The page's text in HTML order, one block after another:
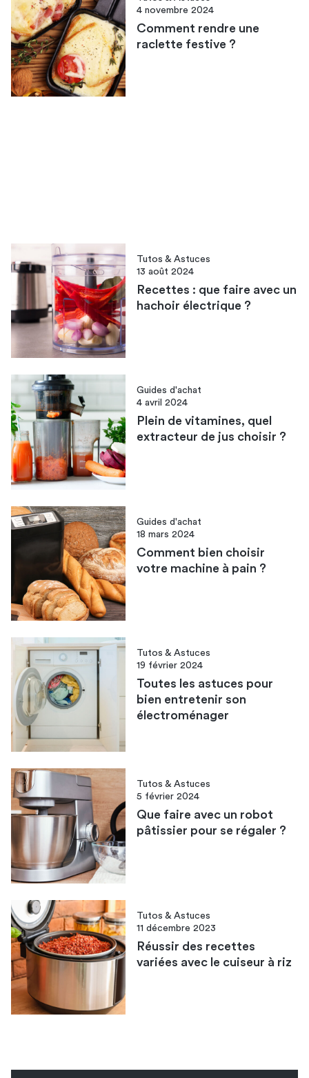
4 novembre 2024
Comment rendre une
raclette festive​ ?
Tutos & Astuces
13 août 2024
Recettes : que faire avec un
hachoir électrique ?
Guides d'achat
4 avril 2024
Plein de vitamines, quel
extracteur de jus choisir ?
Guides d'achat
18 mars 2024
Comment bien choisir
votre machine à pain ?
Tutos & Astuces
19 février 2024
Toutes les astuces pour
bien entretenir son
électroménager
Tutos & Astuces
5 février 2024
Que faire avec un robot
pâtissier pour se régaler ?
Tutos & Astuces
11 décembre 2023
Réussir des recettes
variées avec le cuiseur à riz